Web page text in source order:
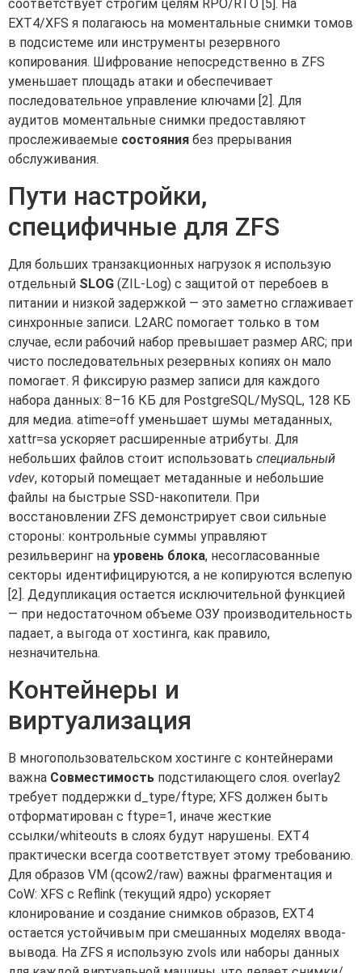
соответствует строгим целям RPO/RTO [5]. На
EXT4/XFS я полагаюсь на моментальные снимки томов
в подсистеме или инструменты резервного
копирования. Шифрование непосредственно в ZFS
уменьшает площадь атаки и обеспечивает
последовательное управление ключами [2]. Для
аудитов моментальные снимки предоставляют
прослеживаемые состояния без прерывания
обслуживания.
Пути настройки,
специфичные для ZFS
Для больших транзакционных нагрузок я использую
отдельный SLOG (ZIL-Log) с защитой от перебоев в
питании и низкой задержкой — это заметно сглаживает
синхронные записи. L2ARC помогает только в том
случае, если рабочий набор превышает размер ARC; при
чисто последовательных резервных копиях он мало
помогает. Я фиксирую размер записи для каждого
набора данных: 8–16 КБ для PostgreSQL/MySQL, 128 КБ
для медиа. atime=off уменьшает шумы метаданных,
xattr=sa ускоряет расширенные атрибуты. Для
небольших файлов стоит использовать специальный
vdev, который помещает метаданные и небольшие
файлы на быстрые SSD-накопители. При
восстановлении ZFS демонстрирует свои сильные
стороны: контрольные суммы управляют
резильверинг на уровень блока, несогласованные
секторы идентифицируются, а не копируются вслепую
[2]. Дедупликация остается исключительной функцией
— при недостаточном объеме ОЗУ производительность
падает, а выгода от хостинга, как правило,
незначительна.
Контейнеры и
виртуализация
В многопользовательском хостинге с контейнерами
важна Совместимость подстилающего слоя. overlay2
требует поддержки d_type/ftype; XFS должен быть
отформатирован с ftype=1, иначе жесткие
ссылки/whiteouts в слоях будут нарушены. EXT4
практически всегда соответствует этому требованию.
Для образов VM (qcow2/raw) важны фрагментация и
CoW: XFS с Reflink (текущий ядро) ускоряет
клонирование и создание снимков образов, EXT4
остается устойчивым при смешанных моделях ввода-
вывода. На ZFS я использую zvols или наборы данных